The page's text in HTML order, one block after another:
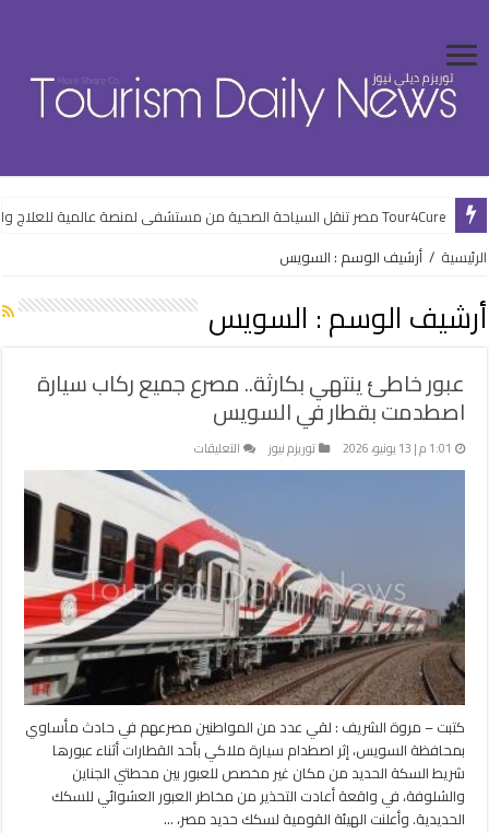
Tour4Cure مصر تنقل السياحة الصحية من مستشفى لمنصة عالمية للعلاج والضيافة
شواطئ الإسكندرية تفتح أبوابها للمصطافين.. وهدوء البحر يدعم الموسم
الرئيسية / أرشيف الوسم : السويس
أرشيف الوسم : السويس
عبور خاطئ ينتهي بكارثة.. مصرع جميع ركاب سيارة
اصطدمت بقطار في السويس
1:01 م | 13 يونيو، 2026 توريزم نيوز التعليقات
عبور
خاطئ
ينتهي
بكارثة..
مصرع
جميع
ركاب
سيارة
اصطدمت
بقطار
في
السويس
مغلقة
كتبت – مروة الشريف : لقي عدد من المواطنين مصرعهم في حادث مأساوي
بمحافظة السويس، إثر اصطدام سيارة ملاكي بأحد القطارات أثناء عبورها
شريط السكة الحديد من مكان غير مخصص للعبور بين محطتي الجناين
والشلوفة، في واقعة أعادت التحذير من مخاطر العبور العشوائي للسكك
الحديدية. وأعلنت الهيئة القومية لسكك حديد مصر، …